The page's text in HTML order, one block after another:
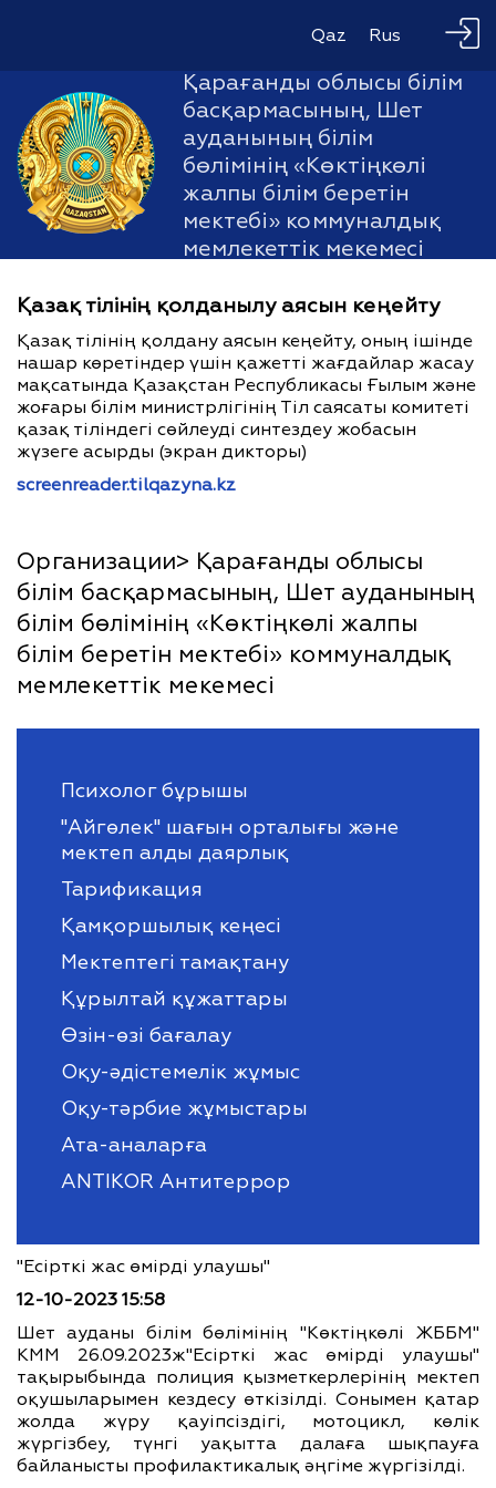
Qaz Rus
Қарағанды облысы білім
басқармасының, Шет
ауданының білім
бөлімінің «Көктіңкөлі
жалпы білім беретін
мектебі» коммуналдық
мемлекеттік мекемесі
Қазақ тілінің қолданылу аясын кеңейту
Қазақ тілінің қолдану аясын кеңейту, оның ішінде
нашар көретіндер үшін қажетті жағдайлар жасау
мақсатында Қазақстан Республикасы Ғылым және
жоғары білім министрлігінің Тіл саясаты комитеті
қазақ тіліндегі сөйлеуді синтездеу жобасын
жүзеге асырды (экран дикторы)
screenreader.tilqazyna.kz
Организации> Қарағанды облысы
білім басқармасының, Шет ауданының
білім бөлімінің «Көктіңкөлі жалпы
білім беретін мектебі» коммуналдық
мемлекеттік мекемесі
Психолог бұрышы
"Айгөлек" шағын орталығы және
мектеп алды даярлық
Тарификация
Қамқоршылық кеңесі
Мектептегі тамақтану
Құрылтай құжаттары
Өзін-өзі бағалау
Оқу-әдістемелік жұмыс
Оқу-тәрбие жұмыстары
Ата-аналарға
ANTIKOR Антитеррор
"Есірткі жас өмірді улаушы"
12-10-2023 15:58
Шет ауданы білім бөлімінің "Көктіңкөлі ЖББМ"
КММ 26.09.2023ж"Есірткі жас өмірді улаушы"
тақырыбында полиция қызметкерлерінің мектеп
оқушыларымен кездесу өткізілді. Сонымен қатар
жолда жүру қауіпсіздігі, мотоцикл, көлік
жүргізбеу, түнгі уақытта далаға шықпауға
байланысты профилактикалық әңгіме жүргізілді.